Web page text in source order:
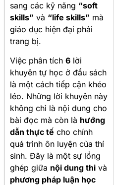
sang các kỹ năng “soft
skills” và “life skills” mà
giáo dục hiện đại phải
trang bị.
Việc phân tích 6 lời
khuyên tự học ở đầu sách
là một cách tiếp cận khéo
léo. Những lời khuyên này
không chỉ là nội dung cho
bài đọc mà còn là hướng
dẫn thực tế cho chính
quá trình ôn luyện của thí
sinh. Đây là một sự lồng
ghép giữa nội dung thi và
phương pháp luận học